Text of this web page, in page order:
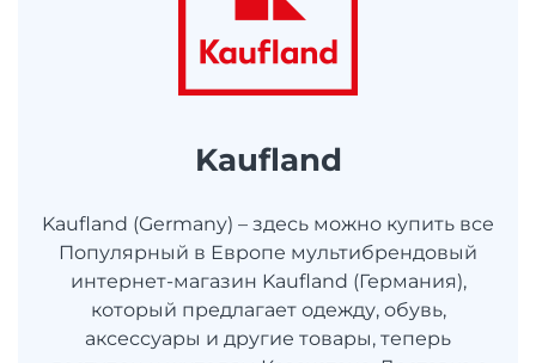
Kaufland
Kaufland (Germany) – здесь можно купить все
Популярный в Европе мультибрендовый
интернет-магазин Kaufland (Германия),
который предлагает одежду, обувь,
аксессуары и другие товары, теперь